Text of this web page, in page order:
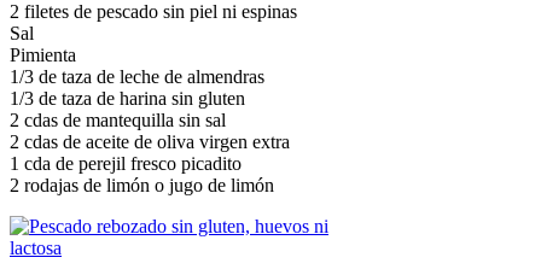
2 filetes de pescado sin piel ni espinas
Sal
Pimienta
1/3 de taza de leche de almendras
1/3 de taza de harina sin gluten
2 cdas de mantequilla sin sal
2 cdas de aceite de oliva virgen extra
1 cda de perejil fresco picadito
2 rodajas de limón o jugo de limón